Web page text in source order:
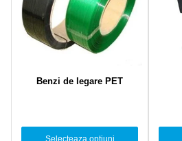
Benzi de legare PET
Selecteaza optiuni